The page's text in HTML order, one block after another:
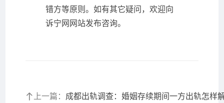
错方等原则。如有其它疑问，欢迎向
诉宁网网站发布咨询。
上一篇： 成都出轨调查：婚姻存续期间一方出轨怎样